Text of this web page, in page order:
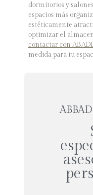
dormitorios y
espacios más
estéticamente
optimizar el
contactar con
medida para tu